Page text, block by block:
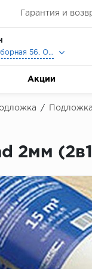
Гарантия и
г. Новосибирск, ул. Выборная 56, Офис, Выставочный зал
Акции
/
2мм